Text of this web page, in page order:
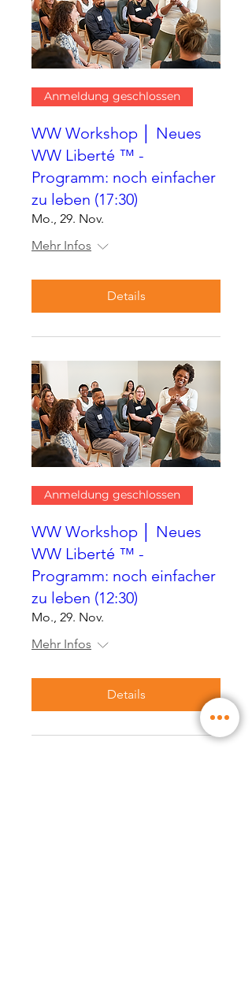
Anmeldung geschlossen
WW Workshop │ Neues
WW Liberté ™ -
Programm: noch einfacher
zu leben (17:30)
Mo., 29. Nov.
Mehr Infos
Details
Anmeldung geschlossen
WW Workshop │ Neues
WW Liberté ™ -
Programm: noch einfacher
zu leben (12:30)
Mo., 29. Nov.
Mehr Infos
Details